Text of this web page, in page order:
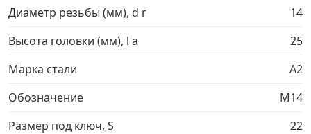
Грузовой крепеж
Диаметр резьбы (мм), d r
14
Высота головки (мм), l a
25
Марка стали
A2
Обозначение
М14
Размер под ключ, S
22